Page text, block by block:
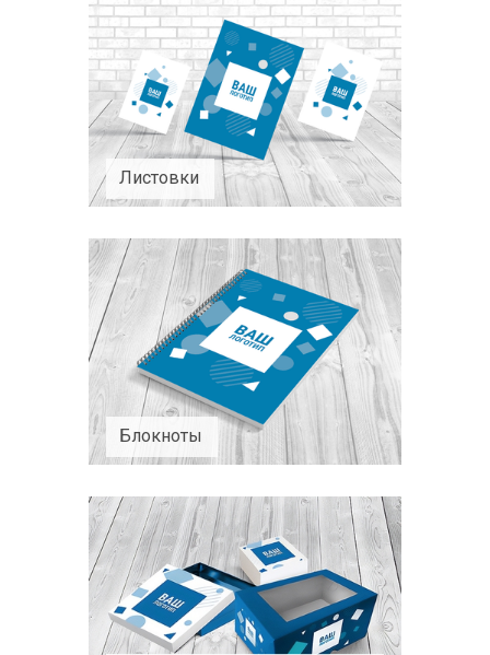
Листовки
Блокноты